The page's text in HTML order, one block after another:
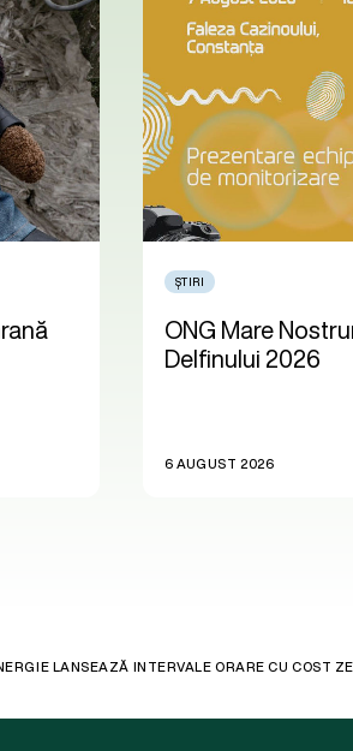
ȘTIRI
ONG Mare
Delfinului 2026
6 AUGUST 2026
LANSEAZĂ INTERVALE ORARE CU COST